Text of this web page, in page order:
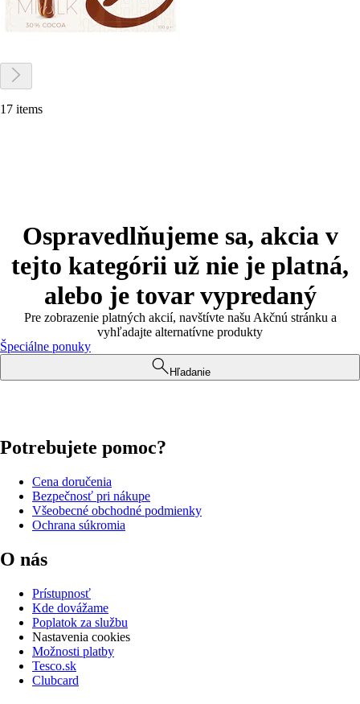
17 items
Ospravedlňujeme sa, akcia v
tejto kategórii už nie je platná,
alebo je tovar vypredaný
Pre zobrazenie platných akcií, navštívte našu Akčnú stránku a
vyhľadajte alternatívne produkty
Špeciálne ponuky
Hľadanie
Potrebujete pomoc?
Cena doručenia
Bezpečnosť pri nákupe
Všeobecné obchodné podmienky
Ochrana súkromia
O nás
Prístupnosť
Kde dovážame
Poplatok za službu
Nastavenia cookies
Možnosti platby
Tesco.sk
Clubcard